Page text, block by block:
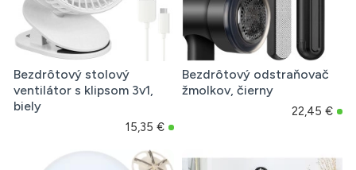
Bezdrôtový stolový
ventilátor s klipsom 3v1,
biely
15,35 €
Bezdrôtový odstraňovač
žmolkov, čierny
22,45 €